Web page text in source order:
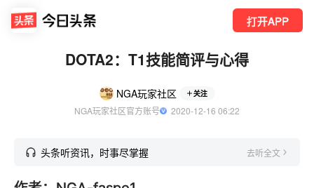
打开APP
DOTA2：T1技能简评与心得
NGA玩家社区 关注
NGA玩家社区官方账号
  2020-12-16 06:22
头条听资讯，时事尽掌握 去听全文